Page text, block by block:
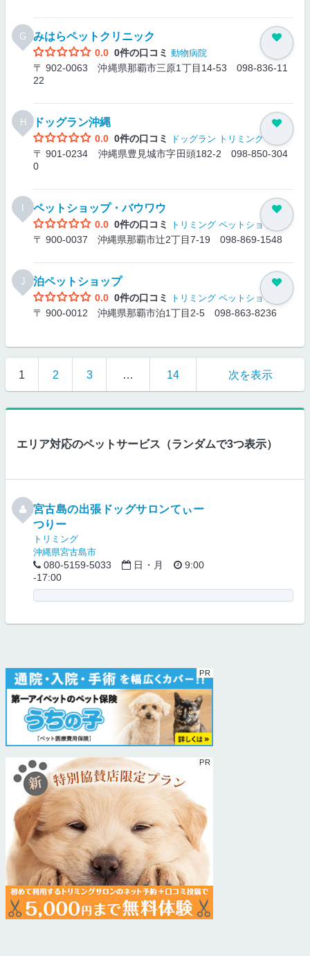
G みはらペットクリニック
0.0 0件の口コミ 動物病院
〒 902-0063 沖縄県那覇市三原1丁目14-53 098-836-11
22
H ドッグラン沖縄
0.0 0件の口コミ ドッグラン トリミング
〒 901-0234 沖縄県豊見城市字田頭182-2 098-850-304
0
ペットショップ・バウワウ
0.0 0件の口コミ トリミング ペットショップ
〒 900-0037 沖縄県那覇市辻2丁目7-19 098-869-1548
J 泊ペットショップ
0.0 0件の口コミ トリミング ペットショップ
〒 900-0012 沖縄県那覇市泊1丁目2-5 098-863-8236
1 2 3 … 14 次を表示
エリア対応のペットサービス（ランダムで3つ表示）
宮古島の出張ドッグサロンてぃー
つりー
トリミング
沖縄県宮古島市
080-5159-5033 日・月
9:00
-17:00